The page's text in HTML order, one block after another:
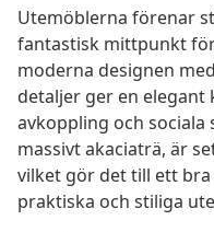
Utemöblerna förenar
fantastisk mittpunkt
moderna designen
detaljer ger en
avkoppling och
massivt akaciaträ, är
vilket gör det till ett
praktiska och stiliga